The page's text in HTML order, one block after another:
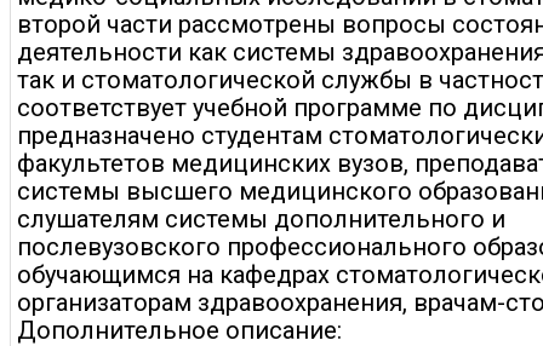
второй части рассмотрены вопросы
деятельности как системы
так и стоматологической службы в
соответствует учебной программе по
предназначено студентам
факультетов медицинских вузов,
системы высшего медицинского
слушателям системы дополнительного и
послевузовского профессионального
обучающимся на кафедрах
организаторам здравоохранения, врачам-
Дополнительное описание: